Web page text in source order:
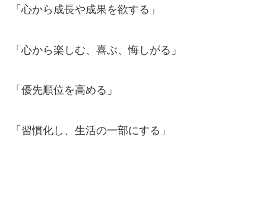
「心から成長や成果を欲する」
「心から楽しむ、喜ぶ、悔しがる」
「優先順位を高める」
「習慣化し、生活の一部にする」